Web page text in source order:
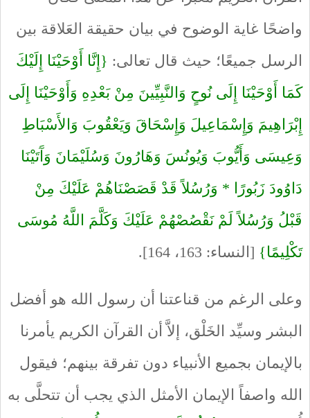
واضحًا غاية الوضوح في بيان حقيقة العَلاقة بين
الرسل جميعًا؛ حيث قال تعالى: {إِنَّا أَوْحَيْنَا إِلَيْكَ
كَمَا أَوْحَيْنَا إِلَى نُوحٍ وَالنَّبِيِّينَ مِنْ بَعْدِهِ وَأَوْحَيْنَا إِلَى
إِبْرَاهِيمَ وَإِسْمَاعِيلَ وَإِسْحَاقَ وَيَعْقُوبَ وَالأَسْبَاطِ
وَعِيسَى وَأَيُّوبَ وَيُونُسَ وَهَارُونَ وَسُلَيْمَانَ وَآَتَيْنَا
دَاوُودَ زَبُورًا * وَرُسُلاً قَدْ قَصَصْنَاهُمْ عَلَيْكَ مِنْ
قَبْلُ وَرُسُلاً لَمْ نَقْصُصْهُمْ عَلَيْكَ وَكَلَّمَ اللَّهُ مُوسَى
تَكْلِيمًا} [النساء: 163، 164].
وعلى الرغم من قناعتنا أن رسول الله هو أفضل
البشر وسيِّد الخَلْق، إلاَّ أن القرآن الكريم يأمرنا
بالإيمان بجميع الأنبياء دون تفرقة بينهم؛ فيقول
الله واصفاً الإيمان الأمثل الذي يجب أن تتحلَّى به